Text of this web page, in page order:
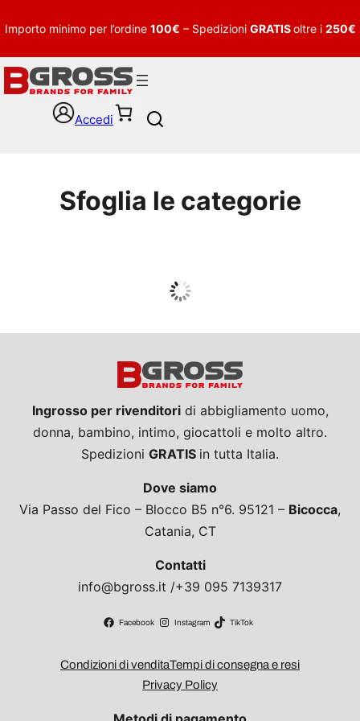
Importo minimo per l’ordine 100€ – Spedizioni GRATISoltre i 250€
Accedi
h
Sfoglia le categorie
Guarda tutto
Ingrosso per rivenditoridi abbigliamento uomo,
donna, bambino, intimo, giocattoli e molto altro.
Spedizioni GRATIS in tutta Italia.
Dove siamo
Via Passo del Fico – Blocco B5 n°6. 95121 – Bicocca,
Catania, CT
Contatti
info@bgross.it /+39 095 7139317
Facebook Instagram TikTok
Condizioni di venditaTempi di consegna e resi
Privacy Policy